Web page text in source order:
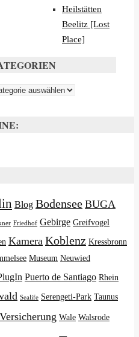
Heilstätten
Beelitz [Lost
Place]
Blog Bodensee BUGA
Friedhof Gebirge Greifvogel
Kamera Koblenz Kressbronn
Museum Neuwied
Puerto de Santiago Rhein
Sealife Serengeti-Park Taunus
Versicherung Wale Walsrode